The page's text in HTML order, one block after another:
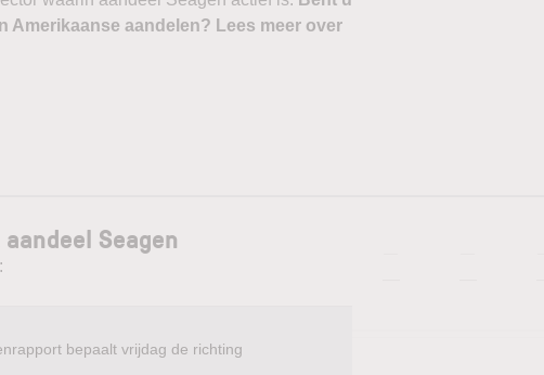
Amerikaanse aandelen? Lees meer over
Seagen
bepaalt vrijdag de richting